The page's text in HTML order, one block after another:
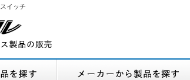
イッチ